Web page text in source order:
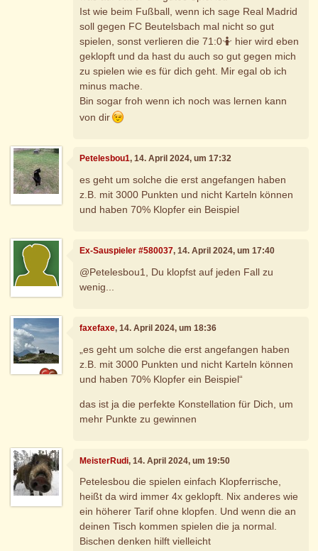
Ist wie beim Fußball, wenn ich sage Real Madrid
soll gegen FC Beutelsbach mal nicht so gut
spielen, sonst verlieren die 71:0🤷 hier wird eben
geklopft und da hast du auch so gut gegen mich
zu spielen wie es für dich geht. Mir egal ob ich
minus mache.
Bin sogar froh wenn ich noch was lernen kann
von dir
Petelesbou1, 14. April 2024, um 17:32
es geht um solche die erst angefangen haben
z.B. mit 3000 Punkten und nicht Karteln können
und haben 70% Klopfer ein Beispiel
Ex-Sauspieler #580037, 14. April 2024, um 17:40
@Petelesbou1, Du klopfst auf jeden Fall zu
wenig...
faxefaxe, 14. April 2024, um 18:36
„es geht um solche die erst angefangen haben
z.B. mit 3000 Punkten und nicht Karteln können
und haben 70% Klopfer ein Beispiel“
das ist ja die perfekte Konstellation für Dich, um
mehr Punkte zu gewinnen
MeisterRudi, 14. April 2024, um 19:50
Petelesbou die spielen einfach Klopferrische,
heißt da wird immer 4x geklopft. Nix anderes wie
ein höherer Tarif ohne klopfen. Und wenn die an
deinen Tisch kommen spielen die ja normal.
Bischen denken hilft vielleicht